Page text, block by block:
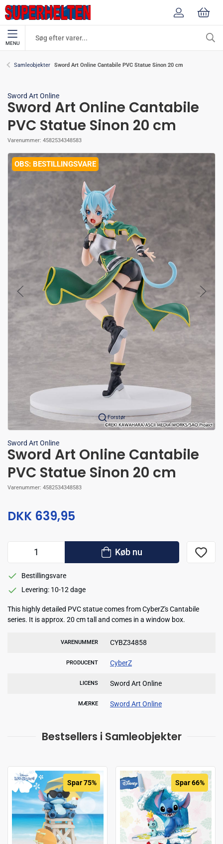
MENU
Samleobjekter Sword Art Online Cantabile PVC Statue Sinon 20 cm
Sword Art Online
Sword Art Online Cantabile
PVC Statue Sinon 20 cm
Varenummer: 4582534348583
BESTILLINGSVARE
Forstør
Sword Art Online
Sword Art Online Cantabile
PVC Statue Sinon 20 cm
Varenummer: 4582534348583
DKK 639,95
Køb nu
Bestillingsvare
Levering: 10-12 dage
This highly detailed PVC statue comes from CyberZ's Cantabile
series. It is approx. 20 cm tall and comes in a window box.
VARENUMMER CYBZ34858
PRODUCENT CyberZ
LICENS Sword Art Online
MÆRKE Sword Art Online
Bestsellers i Samleobjekter
Spar 75% Spar 66%